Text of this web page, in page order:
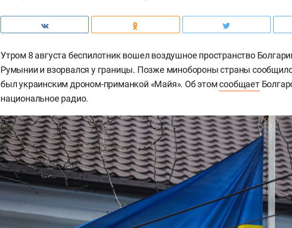
Утром 8 августа беспилотник вошел воздушное пространство
Румынии и взорвался у границы. Позже минобороны страны
был украинским дроном-приманкой «Майя». Об этомсообщает
национальное радио.